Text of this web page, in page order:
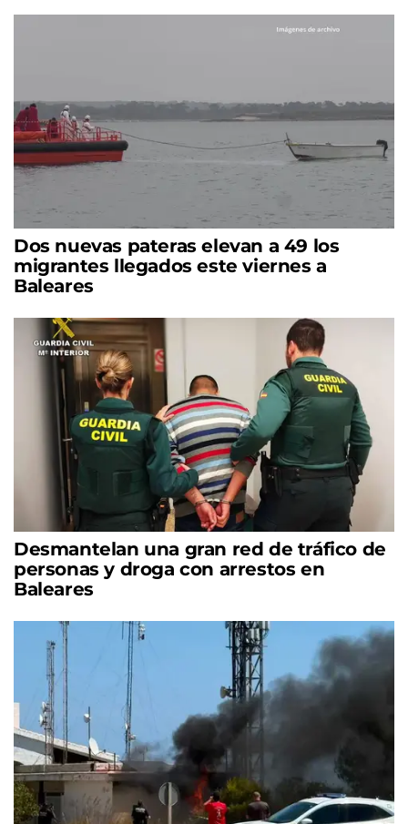
Dos nuevas pateras elevan a 49 los
migrantes llegados este viernes a
Baleares
Desmantelan una gran red de tráfico de
personas y droga con arrestos en
Baleares